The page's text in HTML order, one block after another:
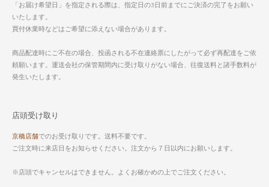
「お届け希望日」を指定される際は、指定日の3日前までにご決済の完了をお願い
いたします。
買付休業時などはご希望に添えない場合があります。
商品配達時にご不在の場合、投函される不在連絡票にしたがって必ず再配達をご依
頼願います。運送会社の保管期間内に受け取りがない場合、往復送料と諸手数料が
発生いたします。
店頭受け取り
京橋店舗でのお受け取りです。送料不要です。
ご注文時に来店日をお知らせください。注文から７日以内にお願いします。
※店頭でキャンセルはできません。よくお確かめの上でご注文ください。